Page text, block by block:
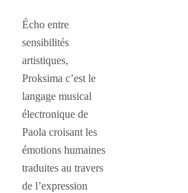
Écho entre
sensibilités
artistiques,
Proksima c’est le
langage musical
électronique de
Paola croisant les
émotions humaines
traduites au travers
de l’expression